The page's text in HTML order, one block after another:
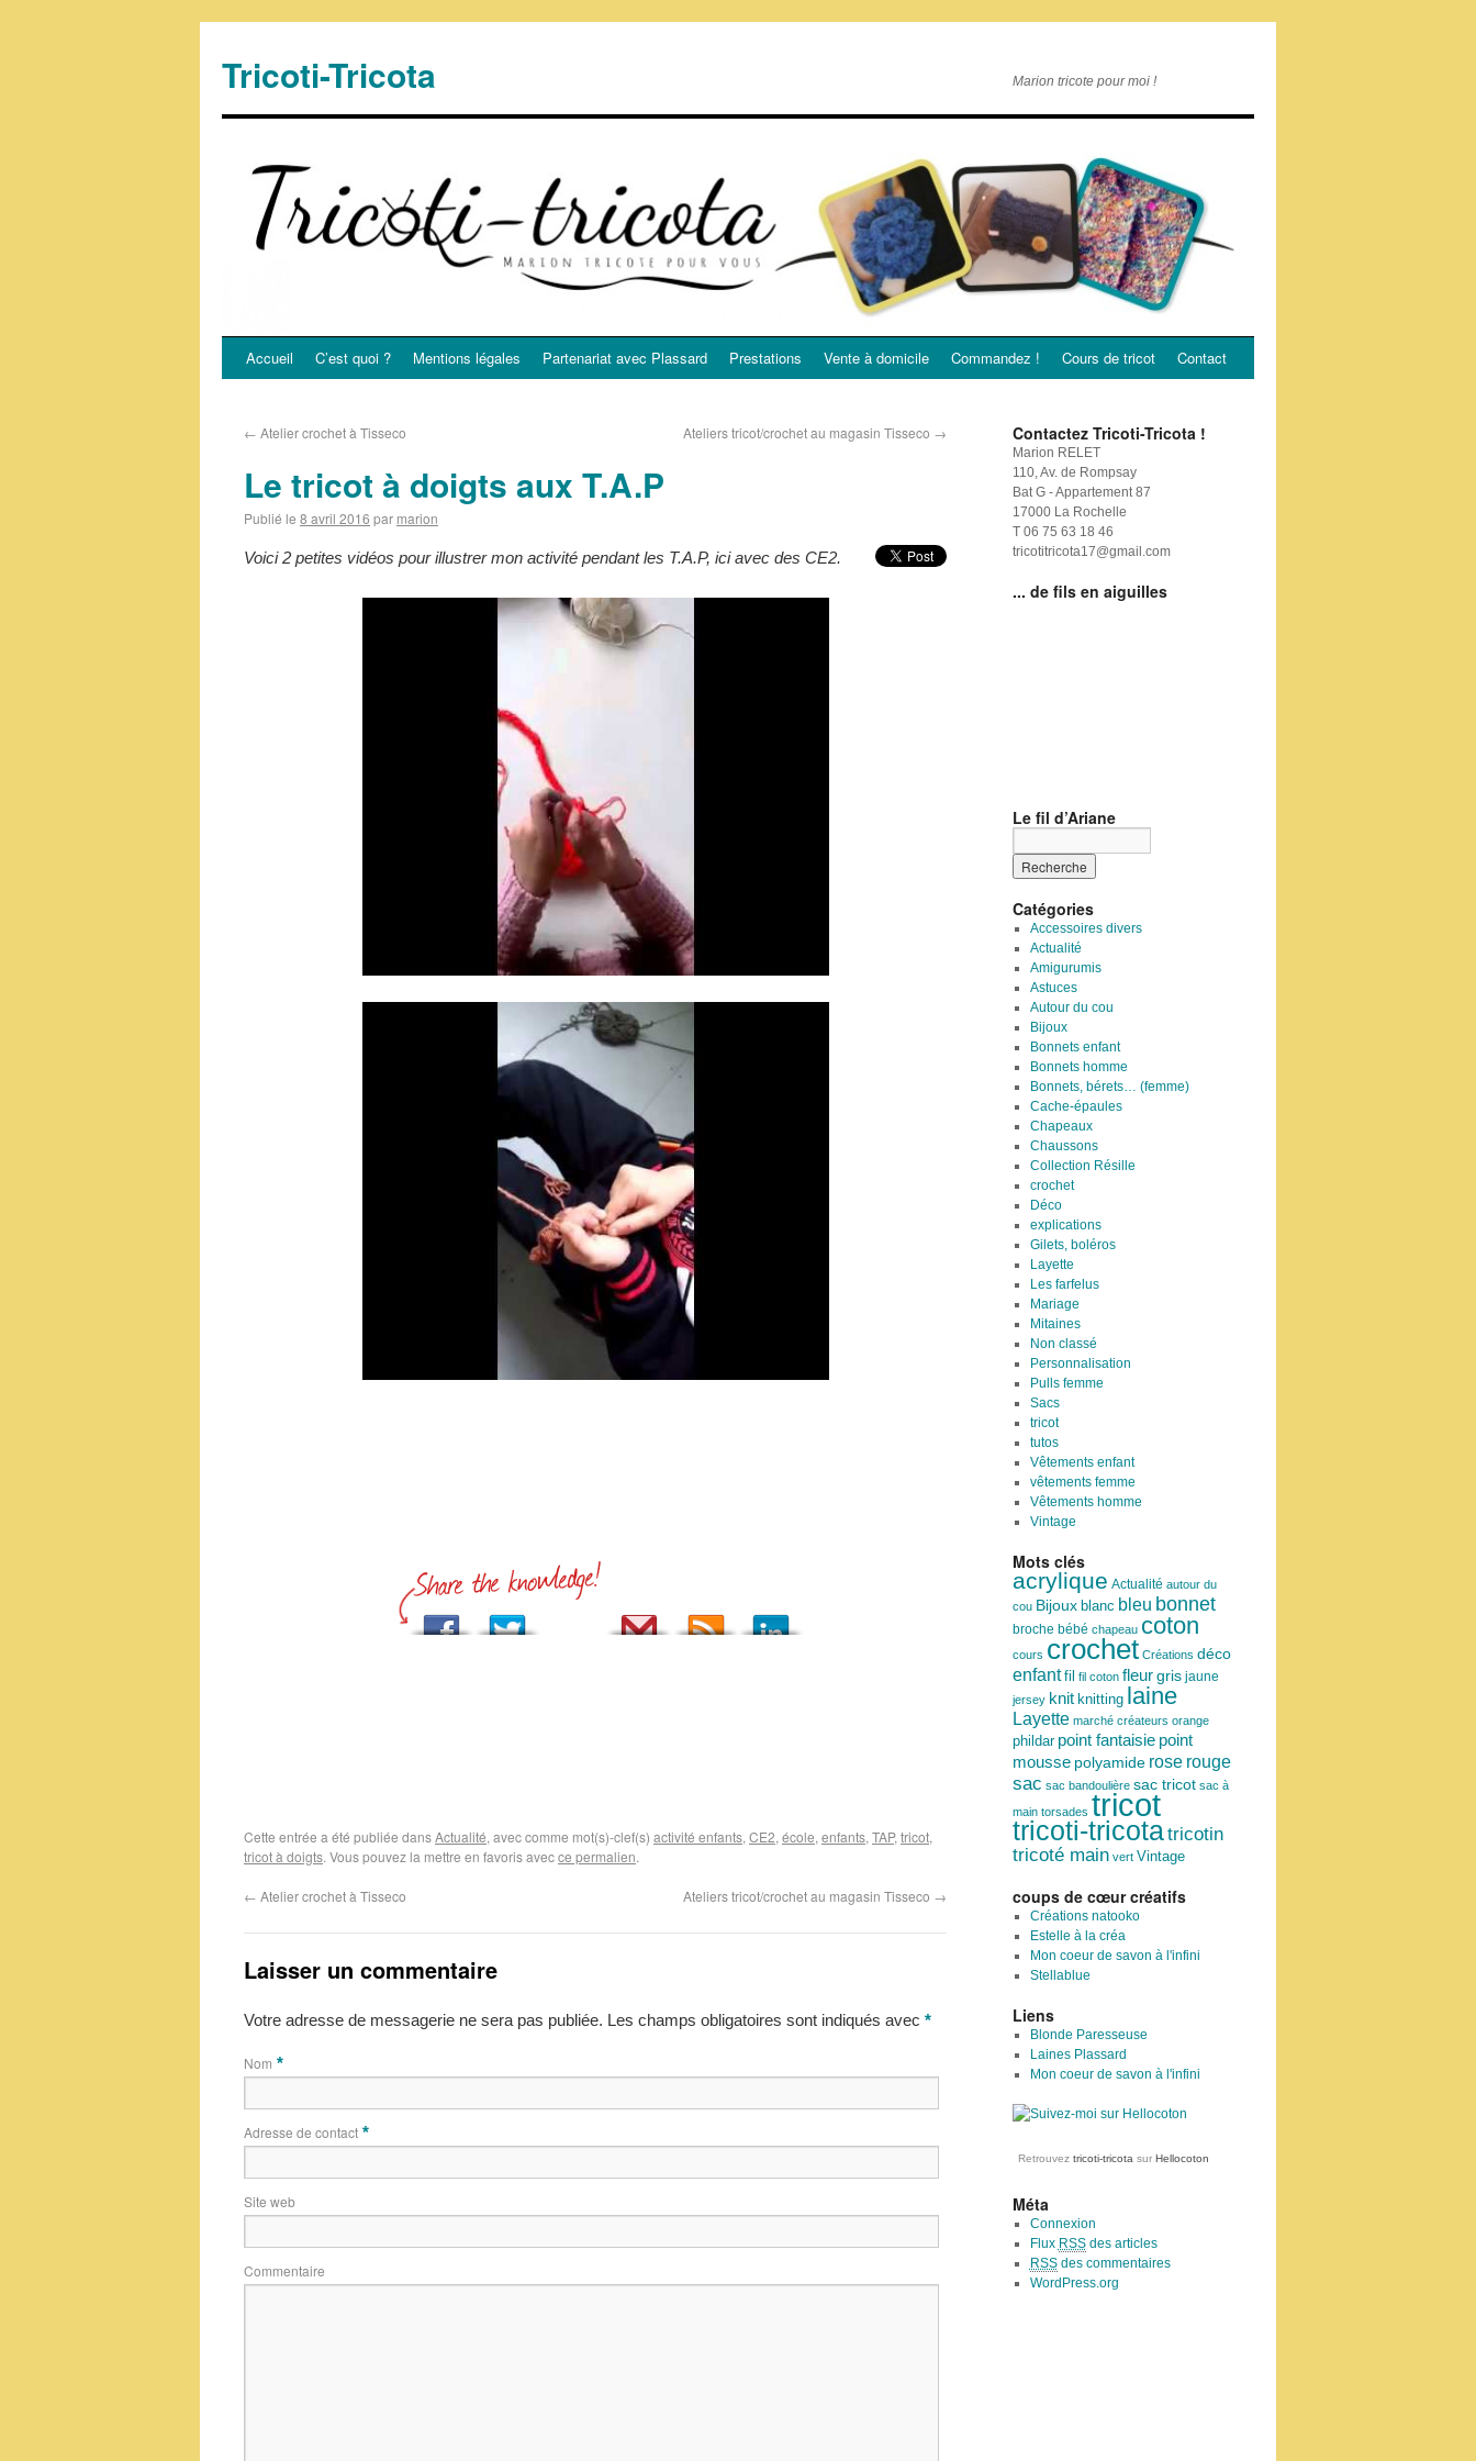
Tricoti-Tricota Marion tricote pour moi !
Accueil C’est quoi ? Mentions légales Partenariat avec Plassard Prestations Vente à domicile Commandez ! Cours de tricot Contact
← Atelier crochet à Tisseco Ateliers tricot/crochet au magasin Tisseco →
Le tricot à doigts aux T.A.P
Publié le 8 avril 2016 par marion
Voici 2 petites vidéos pour illustrer mon activité pendant les T.A.P, ici avec des CE2.
Cette entrée a été publiée dansActualité, avec comme mot(s)-clef(s) activité enfants, CE2, école, enfants, TAP, tricot,
tricot à doigts. Vous pouvez la mettre en favoris avecce permalien.
← Atelier crochet à Tisseco Ateliers tricot/crochet au magasin Tisseco →
Laisser un commentaire
Votre adresse de messagerie ne sera pas publiée. Les champs obligatoires sont indiqués avec *
Nom *
Adresse de contact *
Site web
Commentaire
Contactez Tricoti-Tricota !
Marion RELET
110, Av. de Rompsay
Bat G - Appartement 87
17000 La Rochelle
T 06 75 63 18 46
tricotitricota17@gmail.com
... de fils en aiguilles
Le fil d’Ariane
Catégories
Accessoires divers
Actualité
Amigurumis
Astuces
Autour du cou
Bijoux
Bonnets enfant
Bonnets homme
Bonnets, bérets… (femme)
Cache-épaules
Chapeaux
Chaussons
Collection Résille
crochet
Déco
explications
Gilets, boléros
Layette
Les farfelus
Mariage
Mitaines
Non classé
Personnalisation
Pulls femme
Sacs
tricot
tutos
Vêtements enfant
vêtements femme
Vêtements homme
Vintage
Mots clés
acrylique Actualité autour du
cou Bijoux blanc bleu bonnet
broche bébé chapeau coton
cours crochet Créations déco
enfant fil fil coton fleur gris jaune
jersey knit knitting laine
Layette marché créateurs orange
phildar point fantaisie point
mousse polyamide rose rouge
sac sac bandoulière sac tricot sac à
main torsades tricot
tricoti-tricotatricotin
tricoté main vert Vintage
coups de cœur créatifs
Créations natooko
Estelle à la créa
Mon coeur de savon à l'infini
Stellablue
Liens
Blonde Paresseuse
Laines Plassard
Mon coeur de savon à l'infini
Retrouvez tricoti-tricota sur Hellocoton
Méta
Connexion
Flux RSSdes articles
RSSdes commentaires
WordPress.org